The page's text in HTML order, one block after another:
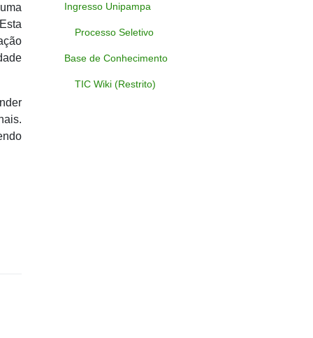
Ingresso Unipampa
Processo Seletivo
Base de Conhecimento
TIC Wiki (Restrito)